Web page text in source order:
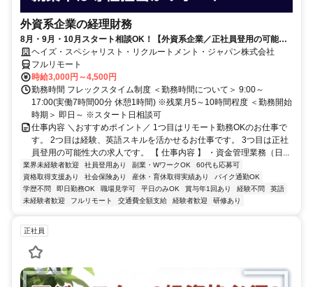
外資系企業の経理財務
8月・9月・10月スタート相談OK！【外資系企業／正社員登用の可能性
大／700万～800万／リモート勤務OK】経理財務
ヘイズ・スペシャリスト・リクルートメント・ジャパン株式会社
フルリモート
時給3,000円～4,500円
勤務時間 フレックスタイム制度 ＜勤務時間について＞ 9:00～
17:00(実働7時間00分 休憩1時間) ※残業月5～10時間程度 ＜勤務開始
時期＞ 即日～ ※スタート日相談可
仕事内容 ＼おすすめポイント／ 1つ目はリモート勤務OKのお仕事で
す。 2つ目は経験、英語スキルを活かせるお仕事です。 3つ目は正社
員登用の可能性大の求人です。 【 仕事内容 】 ・資金管理業務（日...
業界未経験者歓迎 社員登用あり 副業・WワークOK
60代も応募可
資格取得支援あり
社会保険あり 産休・育休取得実績あり
バイク通勤OK
学歴不問
即日勤務OK 職場見学可 平日のみOK 賞与年1回あり 経験不問
英語
未経験者歓迎
フルリモート 交通費全額支給 経験者歓迎 研修あり
正社員